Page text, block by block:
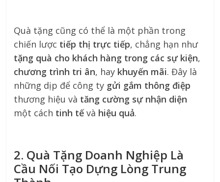
Quà tặng cũng có thể là một phần trong
chiến lược tiếp thị trực tiếp, chẳng hạn như
tặng quà cho khách hàng trong các sự kiện,
chương trình tri ân, hay khuyến mãi. Đây là
những dịp để công ty gửi gắm thông điệp
thương hiệu và tăng cường sự nhận diện
một cách tinh tếvà hiệu quả.
2. Quà Tặng Doanh Nghiệp Là
Cầu Nối Tạo Dựng Lòng Trung